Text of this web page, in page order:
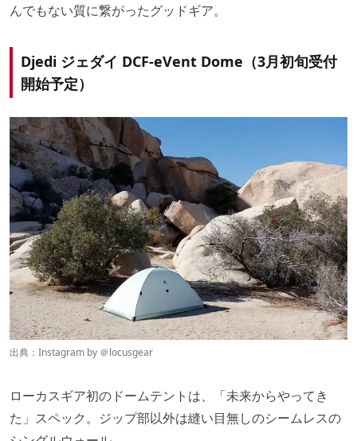
んでもない質に繋がったグッドギア。
Djedi ジェダイ DCF-eVent Dome（3月初旬受付
開始予定）
出典：Instagram by ＠locusgear
ローカスギア初のドームテントは、「未来からやってき
た」スペック。ジップ部以外は縫い目無しのシームレスの